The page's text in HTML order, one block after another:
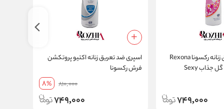
اسپری ضد تعریق زنانه رکسونا Rexona
مدل رایحه دسته گل جذاب Sexy
749,000
اسپری ضد تعریق زنانه اکتیو پروتکشن
فرش رکسونا
810,000
8%
749,000